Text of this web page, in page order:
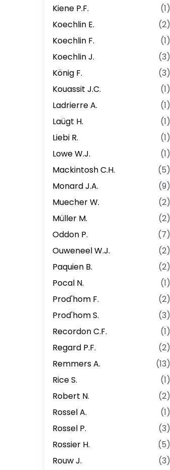
Kiene P.F.
(1)
Koechlin E.
(2)
Koechlin F.
(1)
Koechlin J.
(3)
König F.
(3)
Kouassit J.C.
(1)
Ladrierre A.
(1)
Laügt H.
(1)
Liebi R.
(1)
Lowe W.J.
(1)
Mackintosh C.H.
(5)
Monard J.A.
(9)
Muecher W.
(2)
Müller M.
(2)
Oddon P.
(7)
Ouweneel W.J.
(2)
Paquien B.
(2)
Pocal N.
(1)
Prod'hom F.
(2)
Prod'hom S.
(3)
Recordon C.F.
(1)
Regard P.F.
(2)
Remmers A.
(13)
Rice S.
(1)
Robert N.
(2)
Rossel A.
(1)
Rossel P.
(3)
Rossier H.
(5)
Rouw J.
(3)